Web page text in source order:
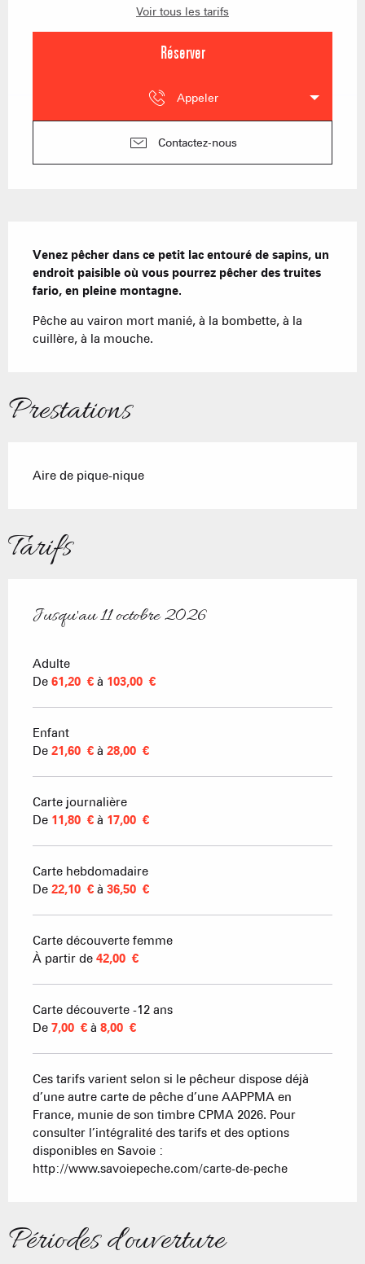
Voir tous les tarifs
Réserver
Appeler
Contactez-nous
Venez pêcher dans ce petit lac entouré de sapins, un
endroit paisible où vous pourrez pêcher des truites
fario, en pleine montagne.
Pêche au vairon mort manié, à la bombette, à la
cuillère, à la mouche.
Prestations
Aire de pique-nique
Tarifs
Du6 juin 2026au11 octobre 2026
Jusqu'au11 octobre 2026
Adulte
De 61,20 € à 103,00 €
Enfant
De 21,60 € à 28,00 €
Carte journalière
De 11,80 € à 17,00 €
Carte hebdomadaire
De 22,10 € à 36,50 €
Carte découverte femme
À partir de 42,00 €
Carte découverte -12 ans
De 7,00 € à 8,00 €
Ces tarifs varient selon si le pêcheur dispose déjà
d’une autre carte de pêche d’une AAPPMA en
France, munie de son timbre CPMA 2026. Pour
consulter l’intégralité des tarifs et des options
disponibles en Savoie :
http://www.savoiepeche.com/carte-de-peche
Périodes d'ouverture